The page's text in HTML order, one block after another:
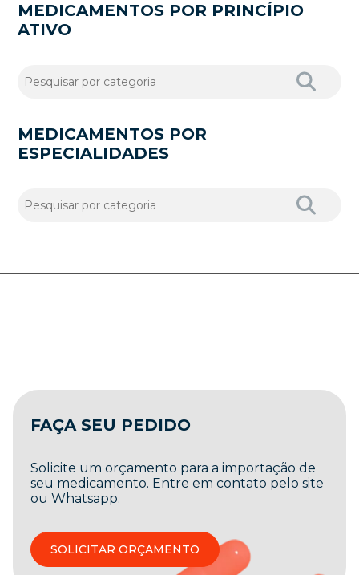
MEDICAMENTOS POR PRINCÍPIO
ATIVO
MEDICAMENTOS POR
ESPECIALIDADES
FAÇA SEU PEDIDO
Solicite um orçamento para a importação de
seu medicamento. Entre em contato pelo site
ou Whatsapp.
SOLICITAR ORÇAMENTO